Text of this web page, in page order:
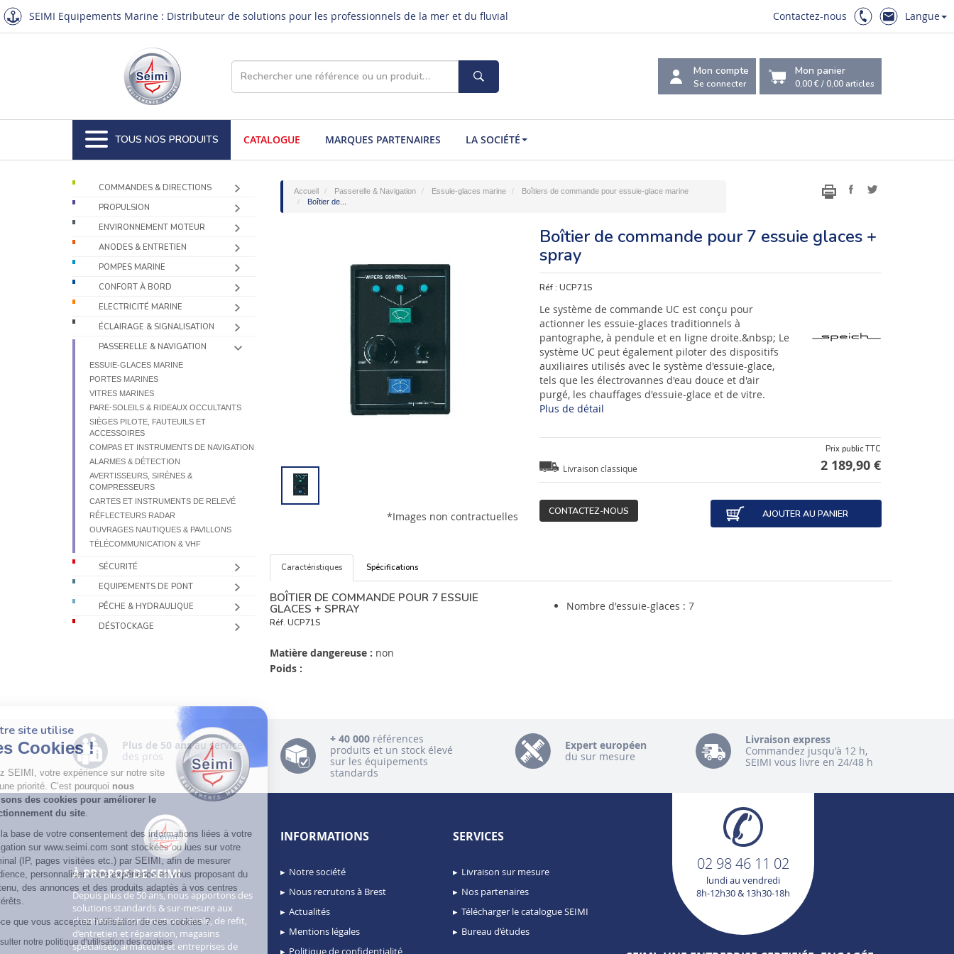
SEIMI Equipements Marine : Distributeur de solutions pour les professionnels de la mer et du fluvial Contactez-nous Langue
Mon compte
Se connecter
Mon panier
0,00 €/0,00 articles
TOUS NOS PRODUITS CATALOGUE MARQUES PARTENAIRES LA SOCIÉTÉ
COMMANDES & DIRECTIONS
PROPULSION
ENVIRONNEMENT MOTEUR
ANODES & ENTRETIEN
POMPES MARINE
CONFORT À BORD
ELECTRICITÉ MARINE
ÉCLAIRAGE & SIGNALISATION
PASSERELLE & NAVIGATION
ESSUIE-GLACES MARINE
PORTES MARINES
VITRES MARINES
PARE-SOLEILS & RIDEAUX OCCULTANTS
SIÈGES PILOTE, FAUTEUILS ET
ACCESSOIRES
COMPAS ET INSTRUMENTS DE NAVIGATION
ALARMES & DÉTECTION
AVERTISSEURS, SIRÈNES &
COMPRESSEURS
CARTES ET INSTRUMENTS DE RELEVÉ
RÉFLECTEURS RADAR
OUVRAGES NAUTIQUES & PAVILLONS
TÉLÉCOMMUNICATION & VHF
SÉCURITÉ
EQUIPEMENTS DE PONT
PÊCHE & HYDRAULIQUE
DÉSTOCKAGE
Accueil Passerelle & Navigation Essuie-glaces marine
Boîtiers de commande pour essuie-glace marine
Boîtier de...
*Images non contractuelles
Boîtier de commande pour 7 essuie glaces +
spray
Réf :UCP71S
Le système de commande UC est conçu pour
actionner les essuie-glaces traditionnels à
pantographe, à pendule et en ligne droite.&nbsp; Le
système UC peut également piloter des dispositifs
auxiliaires utilisés avec le système d'essuie-glace,
tels que les électrovannes d'eau douce et d'air
purgé, les chauffages d'essuie-glace et de vitre.
Plus de détail
Livraison classique
Prix public TTC
2 189,90 €
CONTACTEZ-NOUS AJOUTER AU PANIER
Caractéristiques Spécifications
BOÎTIER DE COMMANDE POUR 7 ESSUIE
GLACES + SPRAY
Réf. UCP71S
Matière dangereuse : non
Poids :
Nombre d'essuie-glaces : 7
Plus de 50 ansau service
des pros
+ 40 000 références
produits et un stock élevé
sur les équipements
standards
Expert européen
du sur mesure
Livraison express
Commandez jusqu'à 12 h,
SEIMI vous livre en 24/48 h
À PROPOS DE SEIMI
Depuis plus de 50 ans, nous apportons des
solutions standards & sur-mesure aux
chantiers de construction navale, de refit,
d’entretien et réparation, magasins
spécialisés, armateurs et entreprises de
INFORMATIONS
Notre société
Nous recrutons à Brest
Actualités
Mentions légales
Politique de confidentialité
SERVICES
Livraison sur mesure
Nos partenaires
Télécharger le catalogue SEIMI
Bureau d’études
02 98 46 11 02
lundi au vendredi
8h-12h30 & 13h30-18h
Notre site utilise
des Cookies !
Chez SEIMI, votre expérience sur notre site
est une priorité. C’est pourquoi
utilisons des cookies pour améliorer le
fonctionnement du site
Sur la base de votre consentement des informations liées à votre
navigation sur www.seimi.com sont stockées ou lues sur votre
terminal (IP, pages visitées etc.) par SEIMI, afin de mesurer
l’audience, personnaliser votre expérience en vous proposant du
contenu, des annonces et des produits adaptés à vos centres
Est-ce que vous acceptez l'utilisation de ces cookies ?
Consulter notre politique d'utilisation des cookies